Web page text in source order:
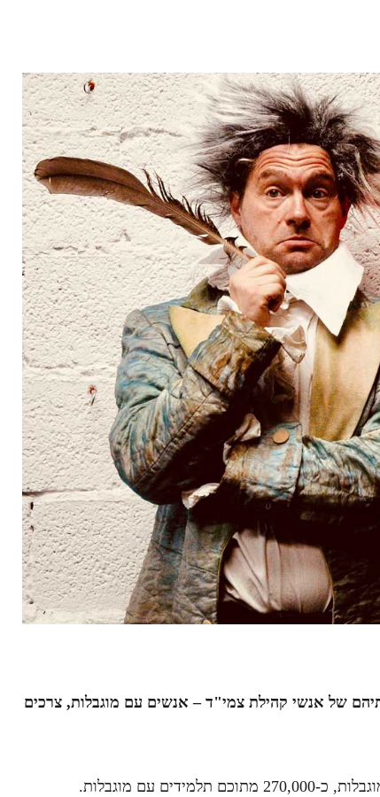
תודעה לזכויותיהם של אנשי קהילת צמי"ד – אנשים עם מוגבלות, צרכים